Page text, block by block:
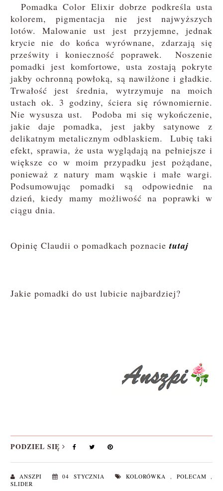
Pomadka Color Elixir dobrze podkreśla usta
kolorem, pigmentacja nie jest najwyższych
lotów. Malowanie ust jest przyjemne, jednak
krycie nie do końca wyrównane, zdarzają się
prześwity i konieczność poprawek. Noszenie
pomadki jest komfortowe, usta zostają pokryte
jakby ochronną powłoką, są nawilżone i gładkie.
Trwałość jest średnia, wytrzymuje na moich
ustach ok. 3 godziny, ściera się równomiernie.
Nie wysusza ust. Podoba mi się wykończenie,
jakie daje pomadka, jest jakby satynowe z
delikatnym metalicznym odblaskiem. Lubię taki
efekt, sprawia, że usta wyglądają na pełniejsze i
większe co w moim przypadku jest pożądane,
ponieważ z natury mam wąskie i małe wargi.
Podsumowując pomadki są odpowiednie na
dzień, kiedy mamy możliwość na poprawki w
ciągu dnia.
Opinię Claudii o pomadkach poznacietutaj
Jakie pomadki do ust lubicie najbardziej?
PODZIEL SIĘ
ANSZPI 04 STYCZNIA KOLORÓWKA , POLECAM,
SLIDER